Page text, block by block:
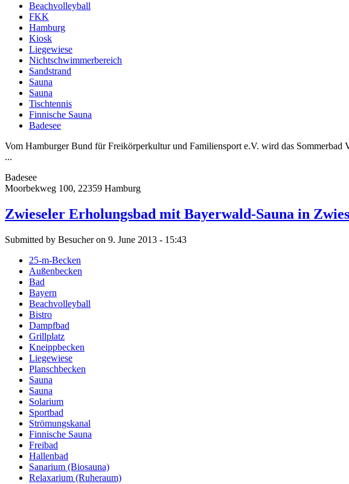
Beachvolleyball
FKK
Hamburg
Kiosk
Liegewiese
Nichtschwimmerbereich
Sandstrand
Sauna
Sauna
Tischtennis
Finnische Sauna
Badesee
Vom Hamburger Bund für Freikörperkultur und Familiensport e.V. wird das
...
Badesee
Moorbekweg 100, 22359 Hamburg
Zwieseler Erholungsbad mit Bayerwald-Sauna in
Submitted by Besucher on 9. June 2013 - 15:43
25-m-Becken
Außenbecken
Bad
Bayern
Beachvolleyball
Bistro
Dampfbad
Grillplatz
Kneippbecken
Liegewiese
Planschbecken
Sauna
Sauna
Solarium
Sportbad
Strömungskanal
Finnische Sauna
Freibad
Hallenbad
Sanarium (Biosauna)
Relaxarium (Ruheraum)